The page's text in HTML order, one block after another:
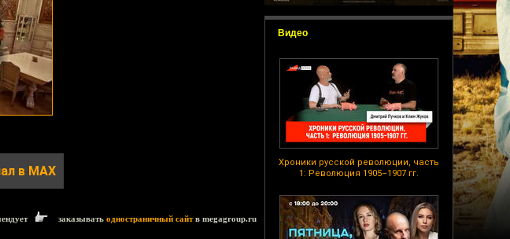
Видео
Хроники русской революции, часть
1: Революция 1905–1907 гг.
в MAX
заказывать одностраничный сайтв megagroup.ru